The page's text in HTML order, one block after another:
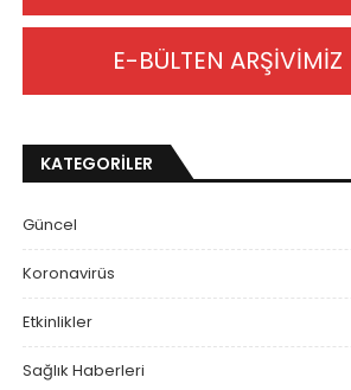
E-BÜLTEN ARŞİVİMİZ
KATEGORİLER
Güncel
Koronavirüs
Etkinlikler
Sağlık Haberleri